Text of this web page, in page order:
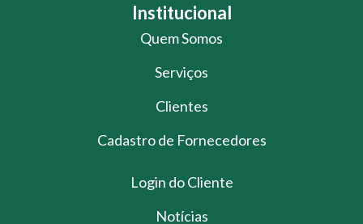
Institucional
Quem Somos
Serviços
Clientes
Cadastro de Fornecedores
Login do Cliente
Notícias